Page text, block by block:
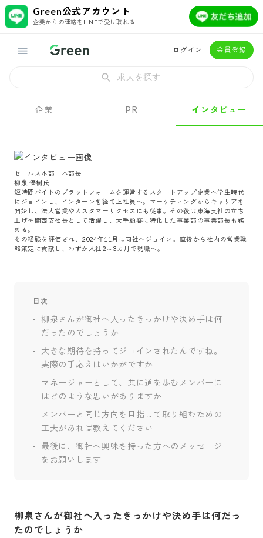
Green公式アカウント
企業からの連絡をLINEで受け取れる
ログイン 会員登録
求人を探す
企業 PR インタビュー
セールス本部　本部長
柳泉 優樹氏
短時間バイトのプラットフォームを運営するスタートアップ企業へ学生時代
にジョインし、インターンを経て正社員へ。マーケティングからキャリアを
開始し、法人営業やカスタマーサクセスにも従事。その後は東海支社の立ち
上げや関西支社長として活躍し、大手顧客に特化した事業部の事業部長も務
める。
その経験を評価され、2024年11月に同社へジョイン。直後から社内の営業戦
略策定に貢献し、わずか入社2～3カ月で現職へ。
目次
柳泉さんが御社へ入ったきっかけや決め手は何
だったのでしょうか
大きな期待を持ってジョインされたんですね。
実際の手応えはいかがですか
マネージャーとして、共に道を歩むメンバーに
はどのような思いがありますか
メンバーと同じ方向を目指して取り組むための
工夫があれば教えてください
最後に、御社へ興味を持った方へのメッセージ
をお願いします
柳泉さんが御社へ入ったきっかけや決め手は何だっ
たのでしょうか